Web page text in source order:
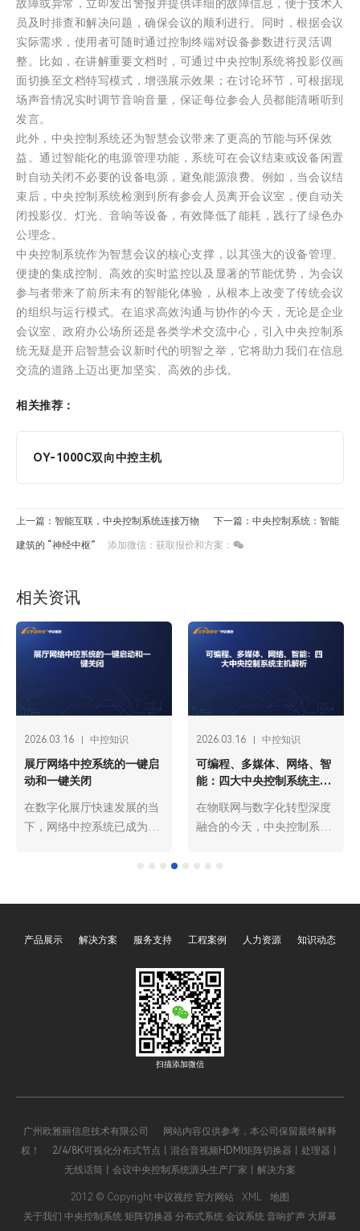
故障或异常，立即发出警报并提供详细的故障信息，便于技术人
员及时排查和解决问题，确保会议的顺利进行。同时，根据会议
实际需求，使用者可随时通过控制终端对设备参数进行灵活调
整。比如，在讲解重要文档时，可通过中央控制系统将投影仪画
面切换至文档特写模式，增强展示效果；在讨论环节，可根据现
场声音情况实时调节音响音量，保证每位参会人员都能清晰听到
发言。
此外，中央控制系统还为智慧会议带来了更高的节能与环保效
益。通过智能化的电源管理功能，系统可在会议结束或设备闲置
时自动关闭不必要的设备电源，避免能源浪费。例如，当会议结
束后，中央控制系统检测到所有参会人员离开会议室，便自动关
闭投影仪、灯光、音响等设备，有效降低了能耗，践行了绿色办
公理念。
中央控制系统作为智慧会议的核心支撑，以其强大的设备管理、
便捷的集成控制、高效的实时监控以及显著的节能优势，为会议
参与者带来了前所未有的智能化体验，从根本上改变了传统会议
的组织与运行模式。在追求高效沟通与协作的今天，无论是企业
会议室、政府办公场所还是各类学术交流中心，引入中央控制系
统无疑是开启智慧会议新时代的明智之举，它将助力我们在信息
交流的道路上迈出更加坚实、高效的步伐。
相关推荐：
OY-1000C双向中控主机
上一篇：智能互联，中央控制系统连接万物 下一篇：中央控制系统：智能
建筑的 “神经中枢” 添加微信：获取报价和方案：
相关资讯
2026.03.16 中控知识
展厅网络中控系统的一键启
动和一键关闭
在数字化展厅快速发展的当
下，网络中控系统已成为展
日常运营的全流程。这两项
动，将分散的声、光、电设
决了传统展厅设备操作繁
琐、效率低下的痛点，既保
障了展示效果的统一性，又
降低了运营管理成本，成为
现代展厅不可或缺的核心功
2026.03.16 中控知识
可编程、多媒体、网络、智
能：四大中央控制系统主机
在物联网与数字化转型深度
融合的今天，中央控制系统
场景智能联动的关键职责。
络、智能四大类型的中央控
技术特性与功能优势，覆盖
了从家庭、办公到工业、文
旅等全场景，成为推动智能
化升级的核心支撑。四大主
机既相互关联、可协同运
不同场景的核心需求，以下
用逻辑。
产品展示 解决方案 服务支持 工程案例 人力资源 知识动态
扫描添加微信
广州欧雅丽信息技术有限公司 网站内容仅供参考，本公司保留最终解释
权！ 2/4/8K可视化分布式节点丨混合音视频HDMI矩阵切换器丨处理器丨
无线话筒丨会议中央控制系统源头生产厂家丨解决方案
2012 © Copyright 中议视控 官方网站 XML
地图
关于我们 中央控制系统 矩阵切换器 分布式系统 会议系统 音响扩声 大屏幕